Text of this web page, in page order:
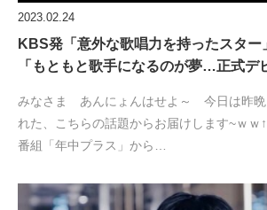
2023.02.24
KBS発「意外な歌唱力を持ったスター
「もともと歌手になるのが夢…正式
みなさま あんにょんはせよ～ 今日は昨晩
れた、こちらの話題からお届けします~ｗｗ
番組「年中プラス」から…